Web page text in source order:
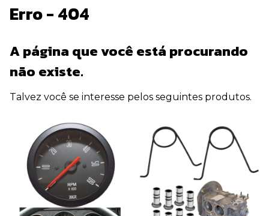
Erro - 404
A página que você está procurando
não existe.
Talvez você se interesse pelos seguintes produtos.